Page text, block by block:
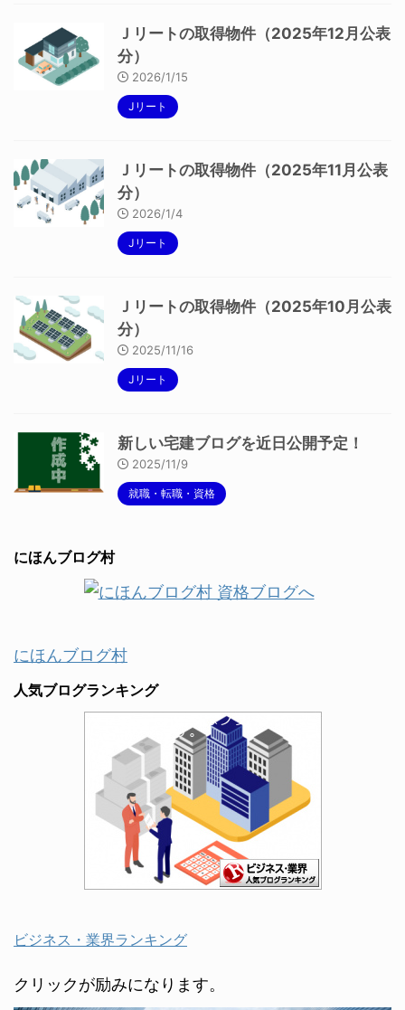
Ｊリートの取得物件（2025年12月公表
分）
2026/1/15
Jリート
Ｊリートの取得物件（2025年11月公表
分）
2026/1/4
Jリート
Ｊリートの取得物件（2025年10月公表
分）
2025/11/16
Jリート
新しい宅建ブログを近日公開予定！
2025/11/9
就職・転職・資格
にほんブログ村
にほんブログ村
人気ブログランキング
ビジネス・業界ランキング
クリックが励みになります。